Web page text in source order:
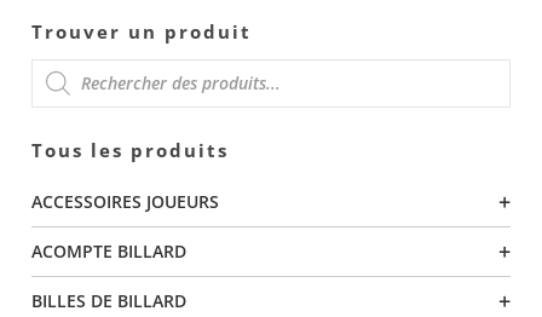
Trouver un produit
RECHERCHE
DE
PRODUITS
Tous les produits
ACCESSOIRES JOUEURS +
ACOMPTE BILLARD +
BILLES DE BILLARD +